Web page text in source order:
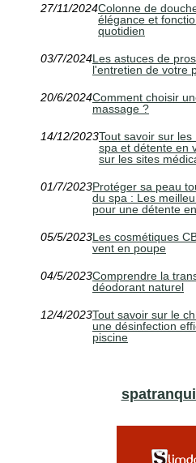
27/11/2024Colonne de
élégance et
quotidien
03/7/2024Les astuces de
l'entretien de votre
20/6/2024Comment choisir
massage ?
14/12/2023Tout savoir sur
spa et détente en
sur les sites
01/7/2023Protéger sa peau
du spa : Les
pour une détente
05/5/2023Les cosmétiques
vent en poupe
04/5/2023Comprendre la
déodorant naturel
12/4/2023Tout savoir sur le
une désinfection
piscine